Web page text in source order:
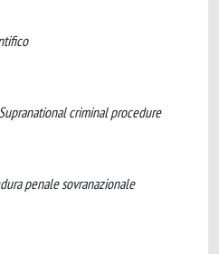
criminal procedure
penale sovranazionale